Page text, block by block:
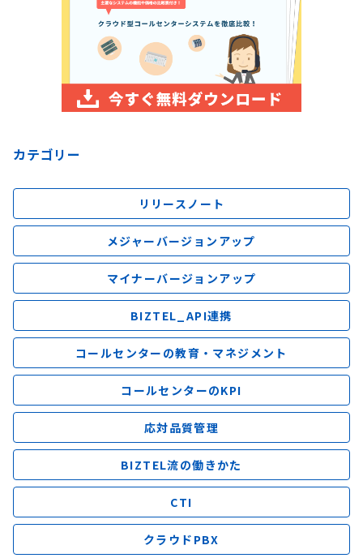
カテゴリー
リリースノート
メジャーバージョンアップ
マイナーバージョンアップ
BIZTEL_API連携
コールセンターの教育・マネジメント
コールセンターのKPI
応対品質管理
BIZTEL流の働きかた
CTI
クラウドPBX